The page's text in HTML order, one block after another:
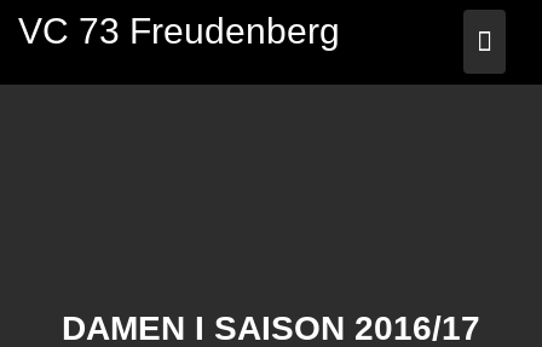
VC 73 Freudenberg
DAMEN I SAISON 2016/17